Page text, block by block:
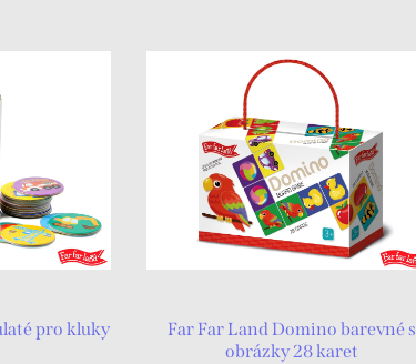
pro kluky
Far Far Land Domino barevné s
obrázky 28 karet